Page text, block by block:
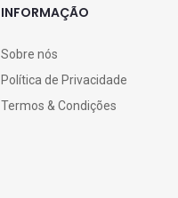
INFORMAÇÃO
Sobre nós
Política de Privacidade
Termos & Condições